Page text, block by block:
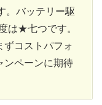
。バッテリー駆
は★七つです。
ずコストパフォ
ンペーンに期待